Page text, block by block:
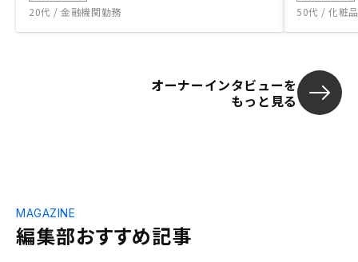
20代 / 金融機関勤務 50代 / 化粧
オーナーインタビューを
もっと見る
編集部おすすめ記事
MAGAZINE